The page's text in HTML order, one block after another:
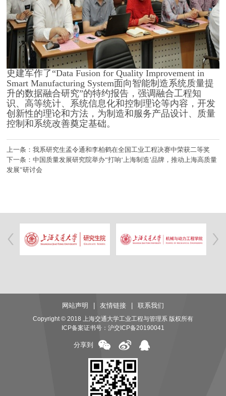
史建军作了“Data Fusion for Quality Improvement in
Smart Manufacturing System面向智能制造系统质量提
升的数据融合研究”的特约报告，强调融合工程知
识、高等统计、系统信息化和控制理论等内容，开发
创新性的理论和方法，为制造和服务产品设计、质量
控制和系统改善奠定基础。
上一条：我系研究生孟令通和李柏鹤在全国工业工程决赛中荣获二等奖
下一条：中国质量发展研究院举办“打响‘上海制造’品牌，推动上海高质量
发展”研讨会
网站声明 | 友情链接 | 联系我们
Copyright © 2018 上海交通大学工业工程与管理系 版权所有
ICP备案证书号： 沪交ICP备20190041
分享到